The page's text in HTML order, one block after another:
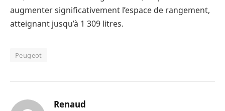
augmenter significativement l’espace de rangement,
atteignant jusqu’à 1 309 litres.
Peugeot
Renaud